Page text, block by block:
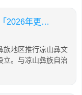
四川省彝文学校五年制大专学费标准「2026年更新」
族地区推行凉山彝文
立。与凉山彝族自治